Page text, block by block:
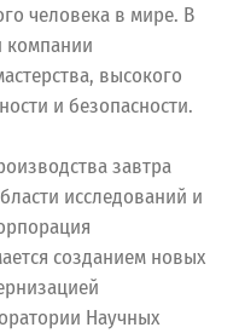
человека в мире. В
компании
высокого
и безопасности.
завтра
исследований и
созданием новых
Научных